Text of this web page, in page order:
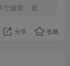
喜欢的自取。
分享 收藏